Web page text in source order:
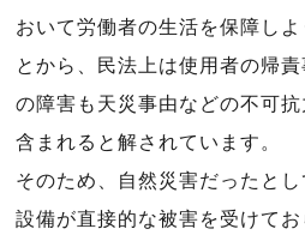
おいて労働者の生活を保障し
とから、民法上は使用者の帰
の障害も天災事由などの不可
含まれると解されています。
そのため、自然災害だったとし
設備が直接的な被害を受けて